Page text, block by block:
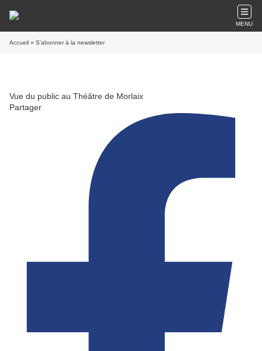
MENU
Accueil » S'abonner à la newsletter
Vue du public au Théâtre de Morlaix
Partager